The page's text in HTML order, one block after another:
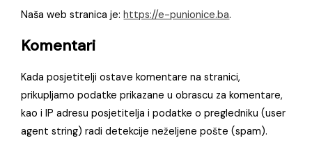
Naša web stranica je:https://e-punionice.ba.
Komentari
Kada posjetitelji ostave komentare na stranici,
prikupljamo podatke prikazane u obrascu za komentare,
kao i IP adresu posjetitelja i podatke o pregledniku (user
agent string) radi detekcije neželjene pošte (spam).